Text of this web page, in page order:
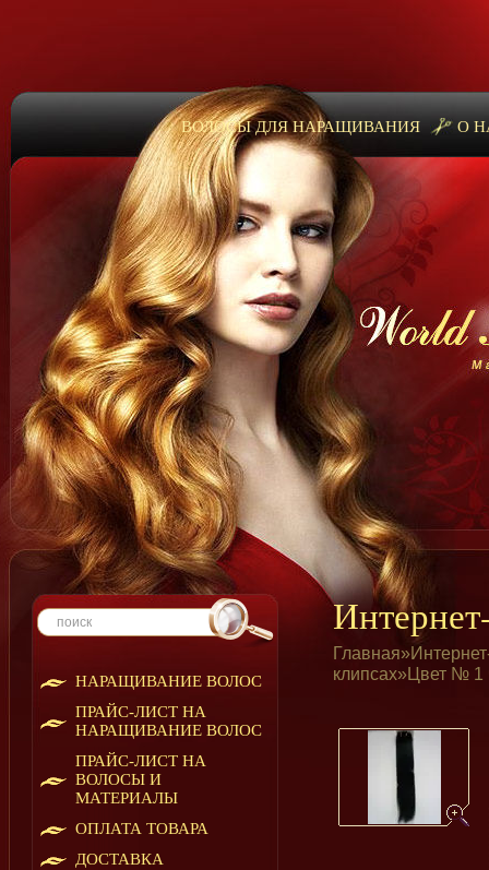
ВОЛОСЫ ДЛЯ НАРАЩИВАНИЯ О
НАРАЩИВАНИЕ ВОЛОС
ПРАЙС-ЛИСТ НА
НАРАЩИВАНИЕ ВОЛОС
ПРАЙС-ЛИСТ НА
ВОЛОСЫ И
МАТЕРИАЛЫ
ОПЛАТА ТОВАРА
ДОСТАВКА
Главная»
клипсах»Цвет № 1